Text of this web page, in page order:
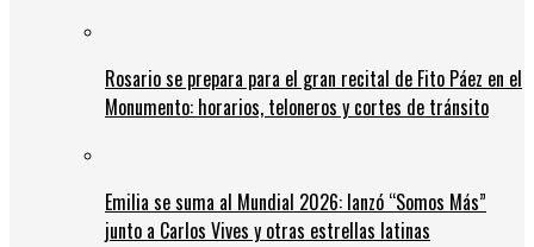
Rosario se prepara para el gran recital de Fito Páez en el
Monumento: horarios, teloneros y cortes de tránsito
Emilia se suma al Mundial 2026: lanzó “Somos Más”
junto a Carlos Vives y otras estrellas latinas